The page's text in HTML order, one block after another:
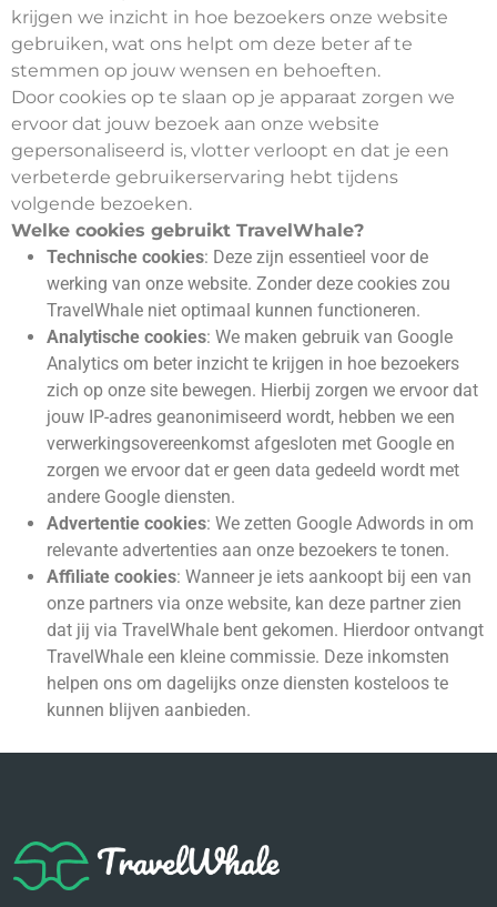
krijgen we inzicht in hoe bezoekers onze website
gebruiken, wat ons helpt om deze beter af te
stemmen op jouw wensen en behoeften.
Door cookies op te slaan op je apparaat zorgen we
ervoor dat jouw bezoek aan onze website
gepersonaliseerd is, vlotter verloopt en dat je een
verbeterde gebruikerservaring hebt tijdens
volgende bezoeken.
Welke cookies gebruikt TravelWhale?
Technische cookies: Deze zijn essentieel voor de
werking van onze website. Zonder deze cookies zou
TravelWhale niet optimaal kunnen functioneren.
Analytische cookies: We maken gebruik van Google
Analytics om beter inzicht te krijgen in hoe bezoekers
zich op onze site bewegen. Hierbij zorgen we ervoor dat
jouw IP-adres geanonimiseerd wordt, hebben we een
verwerkingsovereenkomst afgesloten met Google en
zorgen we ervoor dat er geen data gedeeld wordt met
andere Google diensten.
Advertentie cookies: We zetten Google Adwords in om
relevante advertenties aan onze bezoekers te tonen.
Affiliate cookies: Wanneer je iets aankoopt bij een van
onze partners via onze website, kan deze partner zien
dat jij via TravelWhale bent gekomen. Hierdoor ontvangt
TravelWhale een kleine commissie. Deze inkomsten
helpen ons om dagelijks onze diensten kosteloos te
kunnen blijven aanbieden.